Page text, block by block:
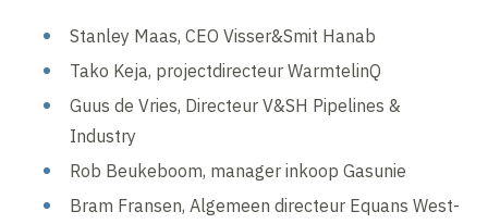
Stanley Maas, CEO Visser&Smit Hanab
Tako Keja, projectdirecteur WarmtelinQ
Guus de Vries, Directeur V&SH Pipelines &
Industry
Rob Beukeboom, manager inkoop Gasunie
Bram Fransen, Algemeen directeur Equans West-